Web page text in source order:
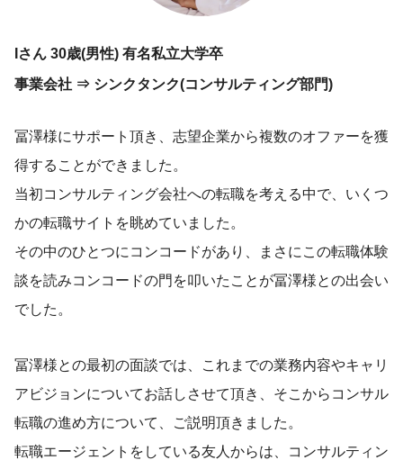
Iさん 30歳(男性) 有名私立大学卒
事業会社 ⇒ シンクタンク(コンサルティング部門)
冨澤様にサポート頂き、志望企業から複数のオファーを獲
得することができました。
当初コンサルティング会社への転職を考える中で、いくつ
かの転職サイトを眺めていました。
その中のひとつにコンコードがあり、まさにこの転職体験
談を読みコンコードの門を叩いたことが冨澤様との出会い
でした。
冨澤様との最初の面談では、これまでの業務内容やキャリ
アビジョンについてお話しさせて頂き、そこからコンサル
転職の進め方について、ご説明頂きました。
転職エージェントをしている友人からは、コンサルティン